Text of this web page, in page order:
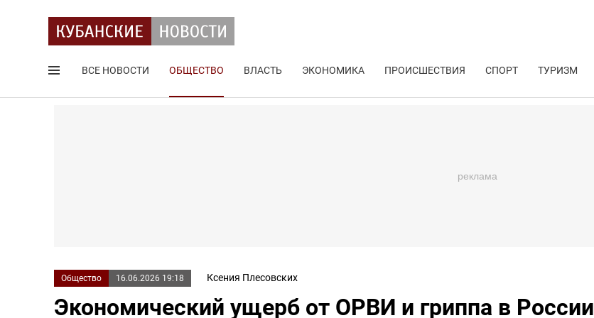
ВСЕ НОВОСТИ ОБЩЕСТВО ВЛАСТЬ ЭКОНОМИКА ПРОИСШЕСТВИЯ СПОРТ ТУРИЗМ
Общество 16.06.2026 19:18 Ксения Плесовских
Экономический ущерб от ОРВИ и гриппа в России